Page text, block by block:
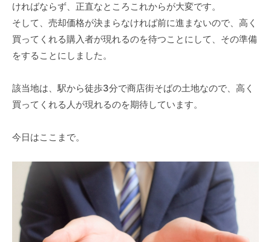
ければならず、正直なところこれからが大変です。
そして、売却価格が決まらなければ前に進まないので、高く
買ってくれる購入者が現れるのを待つことにして、その準備
をすることにしました。
該当地は、駅から徒歩3分で商店街そばの土地なので、高く
買ってくれる人が現れるのを期待しています。
今日はここまで。